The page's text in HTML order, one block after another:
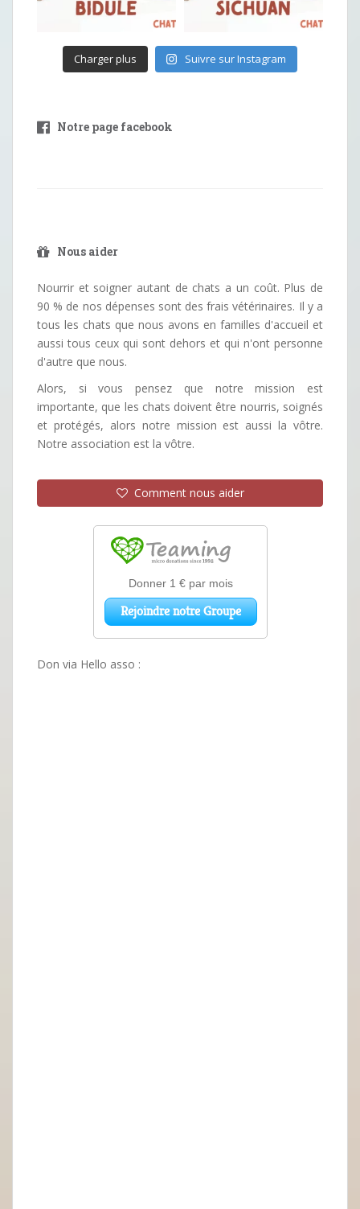
Charger plus Suivre sur Instagram
Notre page facebook
Nous aider
Nourrir et soigner autant de chats a un coût. Plus de
90 % de nos dépenses sont des frais vétérinaires. Il y a
tous les chats que nous avons en familles d'accueil et
aussi tous ceux qui sont dehors et qui n'ont personne
d'autre que nous.
Alors, si vous pensez que notre mission est
importante, que les chats doivent être nourris, soignés
et protégés, alors notre mission est aussi la vôtre.
Notre association est la vôtre.
Comment nous aider
Don via Hello asso :